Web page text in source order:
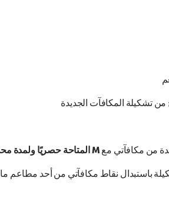
من تشكيلة المكافآت الجديدة
من مكافآتي مع M المتاحة حصريًا ولمدة محدودة على
باستبدال نقاط مكافآتي من أحد مطاعم